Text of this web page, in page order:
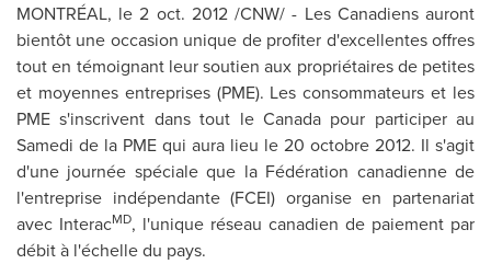
MONTRÉAL, le2 oct. 2012/CNW/ - Les Canadiens auront
bientôt une occasion unique de profiter d'excellentes offres
tout en témoignant leur soutien aux propriétaires de petites
et moyennes entreprises (PME). Les consommateurs et les
PME s'inscrivent dans tout le Canadapour participer au
Samedi de la PME qui aura lieu le 20 octobre 2012. Il s'agit
d'une journée spéciale que la Fédération canadienne de
l'entreprise indépendante (FCEI) organise en partenariat
avec InteracMD, l'unique réseau canadien de paiement par
débit à l'échelle du pays.